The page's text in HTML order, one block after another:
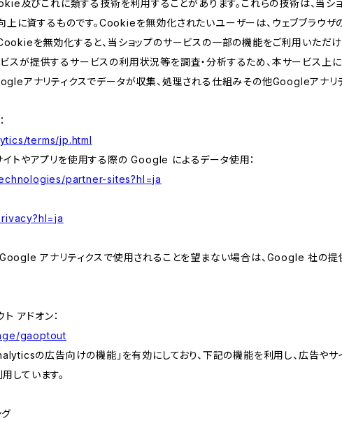
及びこれに類する技術を利用することがあります。これらの技術は、当シ
上に資するものです。Cookieを無効化されたいユーザーは、ウェブブラウ
を無効化すると、当ショップのサービスの一部の機能をご利用いただ
ービスが提供するサービスの利用状況等を調査・分析するため、本サービ
アナリティクスでデータが収集、処理される仕組みその他Googleアナリ
terms/jp.html
トやアプリを使用する際の Google によるデータ使用：
partner-sites?hl=ja
アナリティクスで使用されることを望まない場合は、Google 社の
アドオン：
gaoptout
の広告向けの機能」を有効にしており、下記の機能を利用し、広告
しています。